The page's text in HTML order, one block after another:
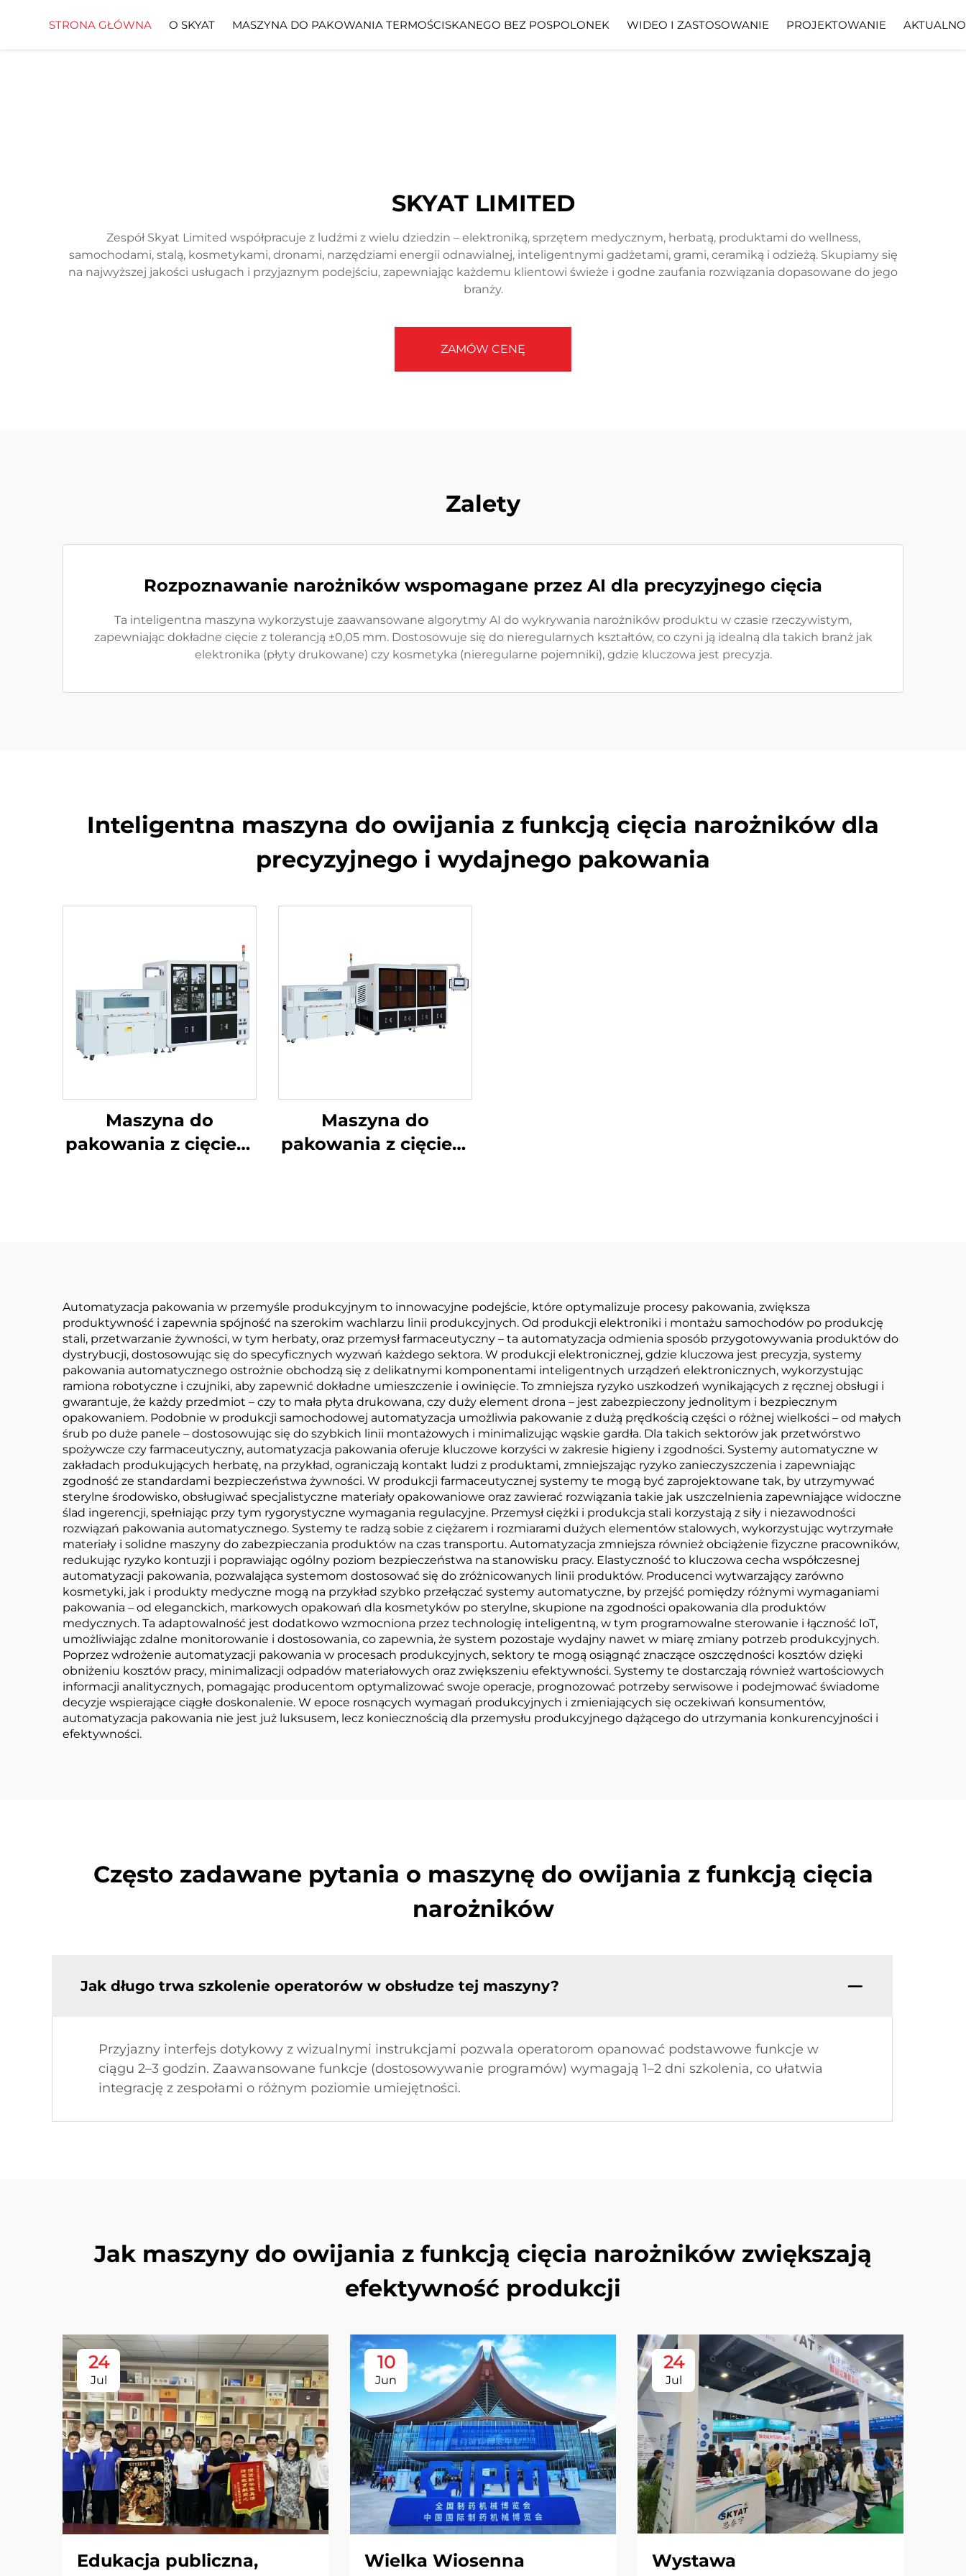
STRONA GŁÓWNA O SKYAT MASZYNA DO PAKOWANIA TERMOŚCISKANEGO BEZ POSPOLONEK WIDEO I ZASTOSOWANIE PROJEKTOWANIE
SKYAT LIMITED
Zespół Skyat Limited współpracuje z ludźmi z wielu dziedzin – elektroniką, sprzętem medycznym, herbatą, produktami do wellness,
samochodami, stalą, kosmetykami, dronami, narzędziami energii odnawialnej, inteligentnymi gadżetami, grami, ceramiką i odzieżą. Skupiamy się
na najwyższej jakości usługach i przyjaznym podejściu, zapewniając każdemu klientowi świeże i godne zaufania rozwiązania dopasowane do jego
branży.
ZAMÓW CENĘ
Zalety
Rozpoznawanie narożników wspomagane przez AI dla precyzyjnego cięcia
Ta inteligentna maszyna wykorzystuje zaawansowane algorytmy AI do wykrywania narożników produktu w czasie rzeczywistym,
zapewniając dokładne cięcie z tolerancją ±0,05 mm. Dostosowuje się do nieregularnych kształtów, co czyni ją idealną dla takich branż jak
elektronika (płyty drukowane) czy kosmetyka (nieregularne pojemniki), gdzie kluczowa jest precyzja.
Inteligentna maszyna do owijania z funkcją cięcia narożników dla
precyzyjnego i wydajnego pakowania
Maszyna do
pakowania z cięciem
Maszyna do
pakowania z cięciem
Automatyzacja pakowania w przemyśle produkcyjnym to innowacyjne podejście, które optymalizuje procesy pakowania, zwiększa
produktywność i zapewnia spójność na szerokim wachlarzu linii produkcyjnych. Od produkcji elektroniki i montażu samochodów po produkcję
stali, przetwarzanie żywności, w tym herbaty, oraz przemysł farmaceutyczny – ta automatyzacja odmienia sposób przygotowywania produktów do
dystrybucji, dostosowując się do specyficznych wyzwań każdego sektora. W produkcji elektronicznej, gdzie kluczowa jest precyzja, systemy
pakowania automatycznego ostrożnie obchodzą się z delikatnymi komponentami inteligentnych urządzeń elektronicznych, wykorzystując
ramiona robotyczne i czujniki, aby zapewnić dokładne umieszczenie i owinięcie. To zmniejsza ryzyko uszkodzeń wynikających z ręcznej obsługi i
gwarantuje, że każdy przedmiot – czy to mała płyta drukowana, czy duży element drona – jest zabezpieczony jednolitym i bezpiecznym
opakowaniem. Podobnie w produkcji samochodowej automatyzacja umożliwia pakowanie z dużą prędkością części o różnej wielkości – od małych
śrub po duże panele – dostosowując się do szybkich linii montażowych i minimalizując wąskie gardła. Dla takich sektorów jak przetwórstwo
spożywcze czy farmaceutyczny, automatyzacja pakowania oferuje kluczowe korzyści w zakresie higieny i zgodności. Systemy automatyczne w
zakładach produkujących herbatę, na przykład, ograniczają kontakt ludzi z produktami, zmniejszając ryzyko zanieczyszczenia i zapewniając
zgodność ze standardami bezpieczeństwa żywności. W produkcji farmaceutycznej systemy te mogą być zaprojektowane tak, by utrzymywać
sterylne środowisko, obsługiwać specjalistyczne materiały opakowaniowe oraz zawierać rozwiązania takie jak uszczelnienia zapewniające widoczne
ślad ingerencji, spełniając przy tym rygorystyczne wymagania regulacyjne. Przemysł ciężki i produkcja stali korzystają z siły i niezawodności
rozwiązań pakowania automatycznego. Systemy te radzą sobie z ciężarem i rozmiarami dużych elementów stalowych, wykorzystując wytrzymałe
materiały i solidne maszyny do zabezpieczania produktów na czas transportu. Automatyzacja zmniejsza również obciążenie fizyczne pracowników,
redukując ryzyko kontuzji i poprawiając ogólny poziom bezpieczeństwa na stanowisku pracy. Elastyczność to kluczowa cecha współczesnej
automatyzacji pakowania, pozwalająca systemom dostosować się do zróżnicowanych linii produktów. Producenci wytwarzający zarówno
kosmetyki, jak i produkty medyczne mogą na przykład szybko przełączać systemy automatyczne, by przejść pomiędzy różnymi wymaganiami
pakowania – od eleganckich, markowych opakowań dla kosmetyków po sterylne, skupione na zgodności opakowania dla produktów
medycznych. Ta adaptowalność jest dodatkowo wzmocniona przez technologię inteligentną, w tym programowalne sterowanie i łączność IoT,
umożliwiając zdalne monitorowanie i dostosowania, co zapewnia, że system pozostaje wydajny nawet w miarę zmiany potrzeb produkcyjnych.
Poprzez wdrożenie automatyzacji pakowania w procesach produkcyjnych, sektory te mogą osiągnąć znaczące oszczędności kosztów dzięki
obniżeniu kosztów pracy, minimalizacji odpadów materiałowych oraz zwiększeniu efektywności. Systemy te dostarczają również wartościowych
informacji analitycznych, pomagając producentom optymalizować swoje operacje, prognozować potrzeby serwisowe i podejmować świadome
decyzje wspierające ciągłe doskonalenie. W epoce rosnących wymagań produkcyjnych i zmieniających się oczekiwań konsumentów,
automatyzacja pakowania nie jest już luksusem, lecz koniecznością dla przemysłu produkcyjnego dążącego do utrzymania konkurencyjności i
efektywności.
Często zadawane pytania o maszynę do owijania z funkcją cięcia
narożników
Jak długo trwa szkolenie operatorów w obsłudze tej maszyny?
Przyjazny interfejs dotykowy z wizualnymi instrukcjami pozwala operatorom opanować podstawowe funkcje w
ciągu 2–3 godzin. Zaawansowane funkcje (dostosowywanie programów) wymagają 1–2 dni szkolenia, co ułatwia
integrację z zespołami o różnym poziomie umiejętności.
Jak maszyny do owijania z funkcją cięcia narożników zwiększają
efektywność produkcji
24
Jul
Edukacja publiczna,
10
Jun
Wielka Wiosenna
24
Jul
Wystawa